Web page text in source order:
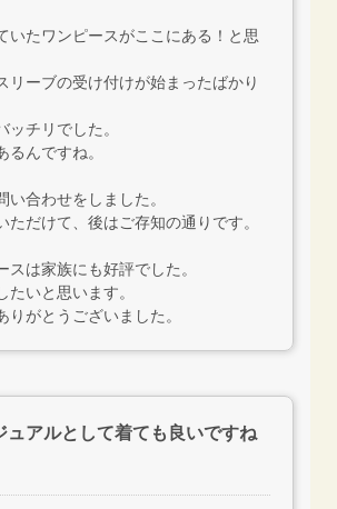
いたワンピースがここにある！と思
リーブの受け付けが始まったばかり
ッチリでした。
るんですね。
い合わせをしました。
ただけて、後はご存知の通りです。
スは家族にも好評でした。
たいと思います。
りがとうございました。
ュアルとして着ても良いですね